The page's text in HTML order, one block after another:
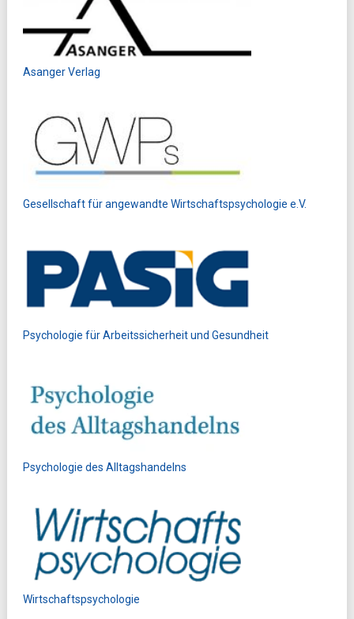
Asanger Verlag
Gesellschaft für angewandte Wirtschaftspsychologie e.V.
Psychologie für Arbeitssicherheit und Gesundheit
Psychologie des Alltagshandelns
Wirtschaftspsychologie